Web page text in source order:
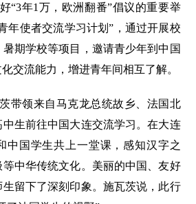
“3年1万，欧洲翻番”倡议的重要举
年使者交流学习计划”，通过开展校
期学校等项目，邀请青少年到中国
交流能力，增进青年间相互了解。
领来自马克龙总统故乡、法国北
生前往中国大连交流学习。在大连
中国学生共上一堂课，感知汉字之
中华传统文化。美丽的中国、友好
留下了深刻印象。施瓦茨说，此行